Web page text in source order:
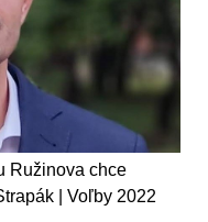
Ružinova chce
| Voľby 2022